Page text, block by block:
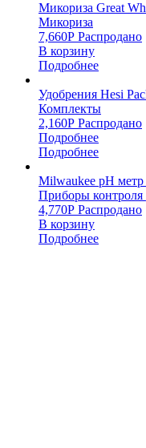
Микориза Great
Микориза
7,660Р Распродано
В корзину
Подробнее
Удобрения Hesi
Комплекты
2,160Р Распродано
Подробнее
Подробнее
Milwaukee pH метр
Приборы контроля
4,770Р Распродано
В корзину
Подробнее